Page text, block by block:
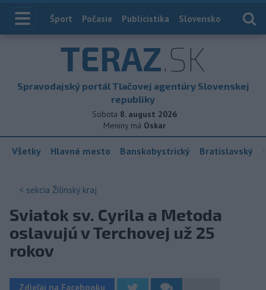
Index
Šport Počasie Publicistika Slovensko
TERAZ.SK
Spravodajský portál Tlačovej agentúry Slovenskej
republiky
Sobota 8. august 2026
Meniny má Oskar
Všetky Hlavné mesto Banskobystrický Bratislavský
< sekcia Žilinský kraj
Sviatok sv. Cyrila a Metoda
oslavujú v Terchovej už 25
rokov
Zdieľaj na Facebooku